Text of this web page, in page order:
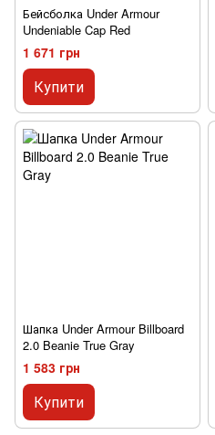
Бейсболка Under Armour
Undeniable Cap Red
1 671 грн
Купити
Шапка Under Armour Billboard
2.0 Beanie True Gray
1 583 грн
Купити